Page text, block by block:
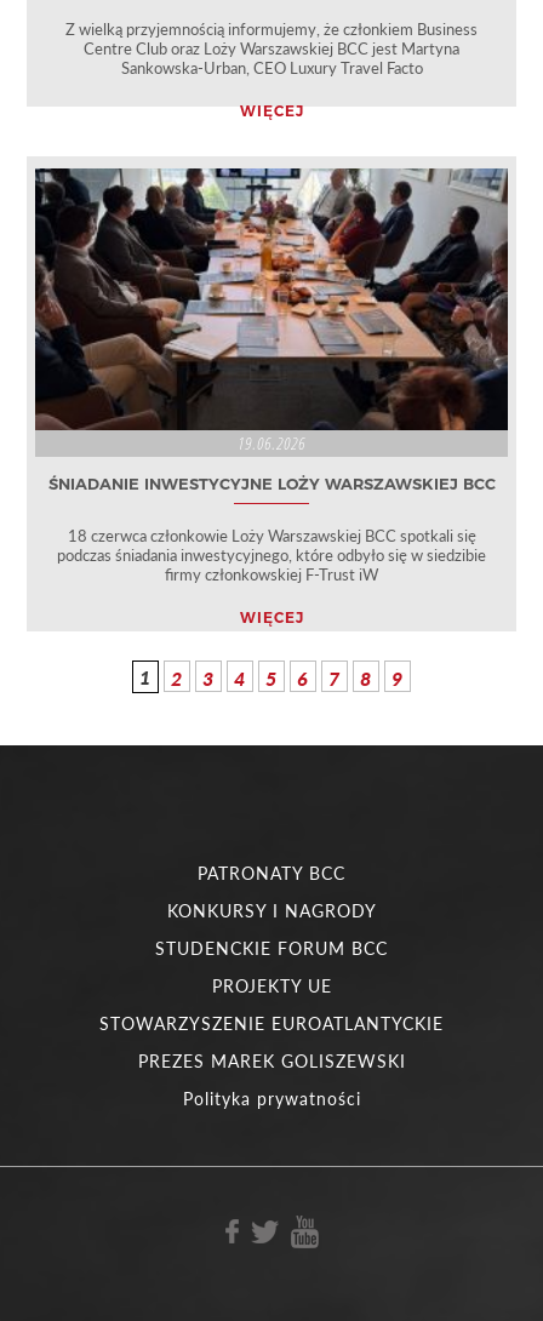
Z wielką przyjemnością informujemy, że członkiem Business
Centre Club oraz Loży Warszawskiej BCC jest Martyna
Sankowska-Urban, CEO Luxury Travel Facto
WIĘCEJ
19.06.2026
ŚNIADANIE INWESTYCYJNE LOŻY WARSZAWSKIEJ BCC
18 czerwca członkowie Loży Warszawskiej BCC spotkali się
podczas śniadania inwestycyjnego, które odbyło się w siedzibie
firmy członkowskiej F-Trust iW
WIĘCEJ
1 2 3 4 5 6 7 8 9
PATRONATY BCC
KONKURSY I NAGRODY
STUDENCKIE FORUM BCC
PROJEKTY UE
STOWARZYSZENIE EUROATLANTYCKIE
PREZES MAREK GOLISZEWSKI
Polityka prywatności